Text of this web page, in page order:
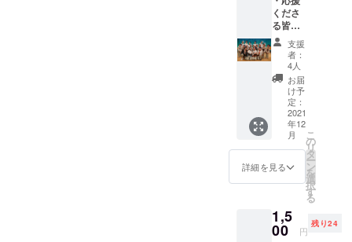
参加費¥3,500が
必要になりま
くださ
る皆様
へ、一
同から
の御礼
メッ
セージ
をお送
りさせ
ていた
だきま
す。
支援
者：
4人
お届
け予
定：
2021
年12
月
詳細を見る
こ
の
リ
タ
ー
ン
を
選
択
す
る
1,5
00 円
残り24